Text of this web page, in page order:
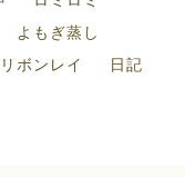
よもぎ蒸し
リボンレイ 日記